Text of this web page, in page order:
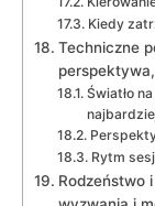
Kiedy
Techniczne
Światło
Rytm
Rodzeństwo